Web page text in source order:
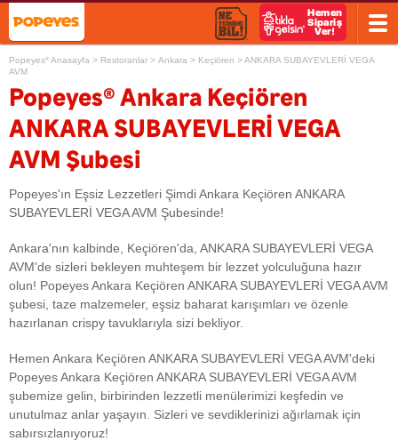
Popeyes® Anasayfa > Restoranlar > Ankara > Keçiören >ANKARA SUBAYEVLERİ VEGA
AVM
Popeyes® Ankara Keçiören
ANKARA SUBAYEVLERİ VEGA
AVM Şubesi
Popeyes'ın Eşsiz Lezzetleri Şimdi Ankara Keçiören ANKARA
SUBAYEVLERİ VEGA AVM Şubesinde!
Ankara'nın kalbinde, Keçiören'da, ANKARA SUBAYEVLERİ VEGA
AVM'de sizleri bekleyen muhteşem bir lezzet yolculuğuna hazır
olun! Popeyes Ankara Keçiören ANKARA SUBAYEVLERİ VEGA AVM
şubesi, taze malzemeler, eşsiz baharat karışımları ve özenle
hazırlanan crispy tavuklarıyla sizi bekliyor.
Hemen Ankara Keçiören ANKARA SUBAYEVLERİ VEGA AVM'deki
Popeyes Ankara Keçiören ANKARA SUBAYEVLERİ VEGA AVM
şubemize gelin, birbirinden lezzetli menülerimizi keşfedin ve
unutulmaz anlar yaşayın. Sizleri ve sevdiklerinizi ağırlamak için
sabırsızlanıyoruz!